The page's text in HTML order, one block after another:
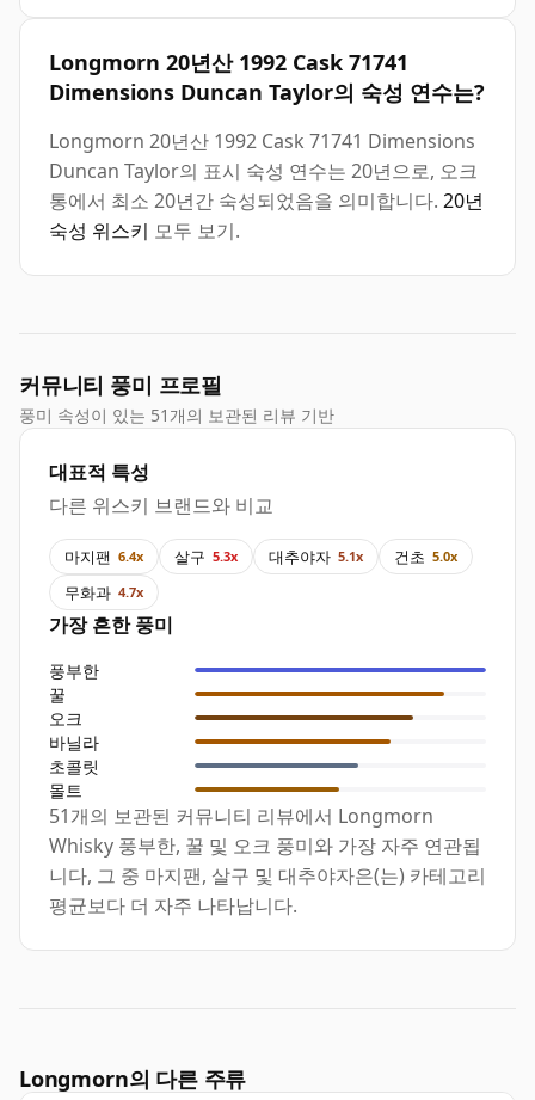
Longmorn 20년산 1992 Cask 71741
Dimensions Duncan Taylor의 숙성 연수는?
Longmorn 20년산 1992 Cask 71741 Dimensions
Duncan Taylor의 표시 숙성 연수는 20년으로, 오크
통에서 최소 20년간 숙성되었음을 의미합니다. 20년
숙성 위스키 모두 보기.
커뮤니티 풍미 프로필
풍미 속성이 있는 51개의 보관된 리뷰 기반
대표적 특성
다른 위스키 브랜드와 비교
마지팬 6.4x 살구 5.3x 대추야자 5.1x 건초 5.0x
무화과 4.7x
가장 흔한 풍미
풍부한
꿀
오크
바닐라
초콜릿
몰트
51개의 보관된 커뮤니티 리뷰에서 Longmorn
Whisky 풍부한, 꿀 및 오크 풍미와 가장 자주 연관됩
니다, 그 중 마지팬, 살구 및 대추야자은(는) 카테고리
평균보다 더 자주 나타납니다.
Longmorn의 다른 주류